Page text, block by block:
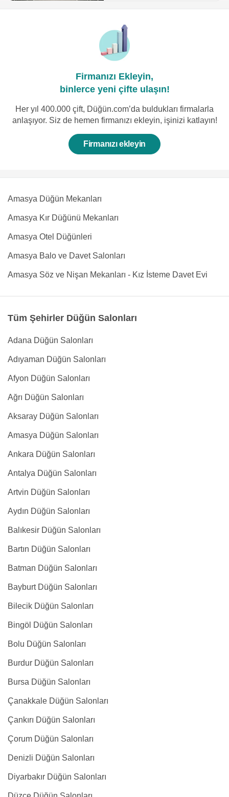
Firmanızı Ekleyin,
binlerce yeni çifte ulaşın!
Her yıl 400.000 çift, Düğün.com’da buldukları firmalarla
anlaşıyor. Siz de hemen firmanızı ekleyin, işinizi katlayın!
Firmanızı ekleyin
Amasya Düğün Mekanları
Amasya Kır Düğünü Mekanları
Amasya Otel Düğünleri
Amasya Balo ve Davet Salonları
Amasya Söz ve Nişan Mekanları - Kız İsteme Davet Evi
Tüm Şehirler Düğün Salonları
Adana Düğün Salonları
Adıyaman Düğün Salonları
Afyon Düğün Salonları
Ağrı Düğün Salonları
Aksaray Düğün Salonları
Amasya Düğün Salonları
Ankara Düğün Salonları
Antalya Düğün Salonları
Artvin Düğün Salonları
Aydın Düğün Salonları
Balıkesir Düğün Salonları
Bartın Düğün Salonları
Batman Düğün Salonları
Bayburt Düğün Salonları
Bilecik Düğün Salonları
Bingöl Düğün Salonları
Bolu Düğün Salonları
Burdur Düğün Salonları
Bursa Düğün Salonları
Çanakkale Düğün Salonları
Çankırı Düğün Salonları
Çorum Düğün Salonları
Denizli Düğün Salonları
Diyarbakır Düğün Salonları